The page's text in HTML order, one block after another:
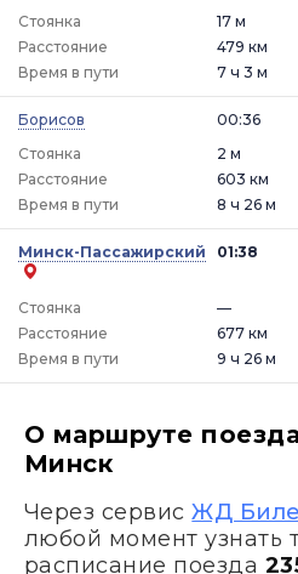
Стоянка
17 м
Расстояние
479 км
Время в пути
7 ч 3 м
Борисов
00:36
Стоянка
2 м
Расстояние
603 км
Время в пути
8 ч 26 м
Минск-Пассажирский 01:38
Стоянка —
Расстояние
677 км
Время в пути
9 ч 26 м
О маршруте
Минск
Через сервисЖД
любой момент узнать
расписание поезда